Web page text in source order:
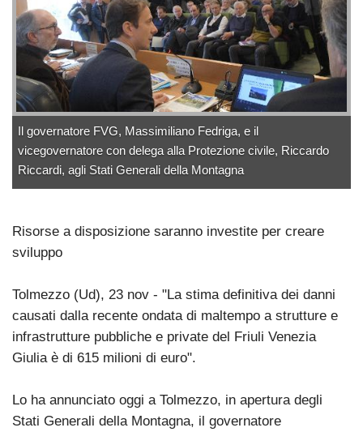
Il governatore FVG, Massimiliano Fedriga, e il
vicegovernatore con delega alla Protezione civile, Riccardo
Riccardi, agli Stati Generali della Montagna
Risorse a disposizione saranno investite per creare
sviluppo
Tolmezzo (Ud), 23 nov - "La stima definitiva dei danni
causati dalla recente ondata di maltempo a strutture e
infrastrutture pubbliche e private del Friuli Venezia
Giulia è di 615 milioni di euro".
Lo ha annunciato oggi a Tolmezzo, in apertura degli
Stati Generali della Montagna, il governatore